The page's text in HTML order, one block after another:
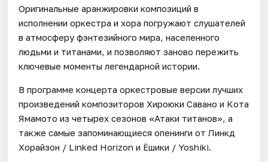
Оригинальные аранжировки композиций в
исполнении оркестра и хора погружают слушателей
в атмосферу фэнтезийного мира, населенного
людьми и титанами, и позволяют заново пережить
ключевые моменты легендарной истории.
В программе концерта оркестровые версии лучших
произведений композиторов Хироюки Савано и Кота
Ямамото из четырех сезонов «Атаки титанов», а
также самые запоминающиеся опенинги от Линкд
Хорайзон / Linked Horizon и Ёшики / Yoshiki.